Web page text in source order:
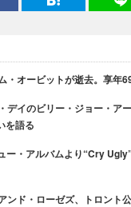
・オービットが逝去。享年
デイのビリー・ジョー・ア
を語る
ー・アルバムより“Cry
ンド・ローゼズ、トロント